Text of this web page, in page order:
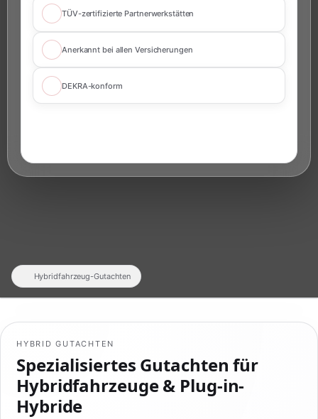
TÜV-zertifizierte Partnerwerkstätten
Anerkannt bei allen Versicherungen
DEKRA-konform
HYBRID GUTACHTEN
Spezialisiertes Gutachten für
Hybridfahrzeuge & Plug-in-
Hybride
Hybridfahrzeug-Gutachten